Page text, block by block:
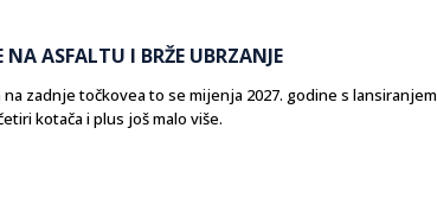
ASFALTU I BRŽE UBRZANJE
zadnje točkovea to se mijenja 2027. godine s lansiranjem
kotača i plus još malo više.